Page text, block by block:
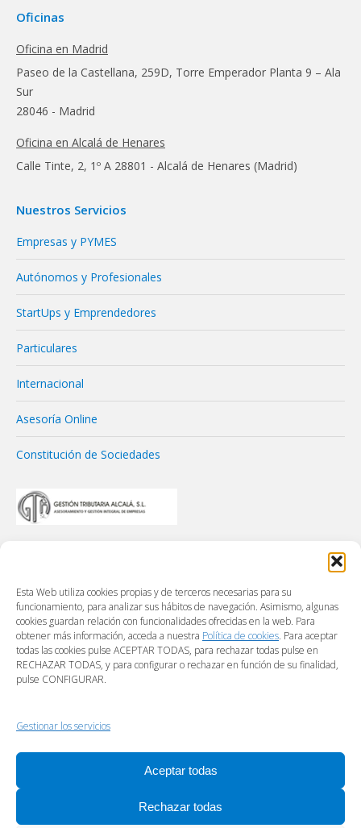
Esta Web utiliza cookies propias y de terceros necesarias para su
funcionamiento, para analizar sus hábitos de navegación. Asimismo, algunas
cookies guardan relación con funcionalidades ofrecidas en la web. Para
obtener más información, acceda a nuestra Política de cookies. Para aceptar
todas las cookies pulse ACEPTAR TODAS, para rechazar todas pulse en
RECHAZAR TODAS, y para configurar o rechazar en función de su finalidad,
pulse CONFIGURAR.
Gestionar los servicios
Aceptar todas
Rechazar todas
Oficinas
Oficina en Madrid
Paseo de la Castellana, 259D, Torre Emperador Planta 9 – Ala
Sur
28046 - Madrid
Oficina en Alcalá de Henares
Calle Tinte, 2, 1º A 28801 - Alcalá de Henares (Madrid)
Nuestros Servicios
Empresas y PYMES
Autónomos y Profesionales
StartUps y Emprendedores
Particulares
Internacional
Asesoría Online
Constitución de Sociedades